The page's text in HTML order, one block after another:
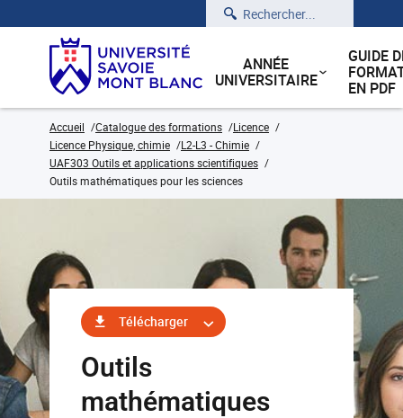
Rechercher
ANNÉE
UNIVERSITAIRE
GUIDE
EN PDF
Accueil Catalogue des formations
Licence
Licence Physique, chimie
L2-L3 - Chimie
UAF303 Outils et applications scientifiques
Outils mathématiques pour les sciences
Télécharger
Outils
mathématiques